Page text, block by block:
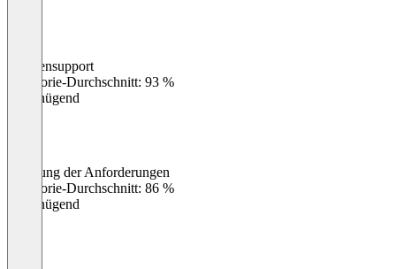
Kundensupport
Kategorie-Durchschnitt: 93 %
Ungenügend
Erfüllung der Anforderungen
Kategorie-Durchschnitt: 86 %
Ungenügend